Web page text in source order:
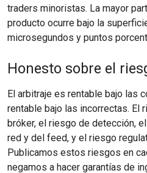
traders minoristas. La mayor
producto ocurre bajo la
microsegundos y puntos
Honesto sobre el
El arbitraje es rentable bajo las
rentable bajo las incorrectas. El
bróker, el riesgo de detección,
red y del feed, y el riesgo
Publicamos estos riesgos en
negamos a hacer garantías de